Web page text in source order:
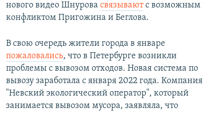
нового видео Шнурова связываютс возможным
конфликтом Пригожина и Беглова.
В свою очередь жители города в январе
пожаловались, что в Петербурге возникли
проблемы с вывозом отходов. Новая система по
вывозу заработала с января 2022 года. Компания
"Невский экологический оператор", который
занимается вывозом мусора, заявляла, что